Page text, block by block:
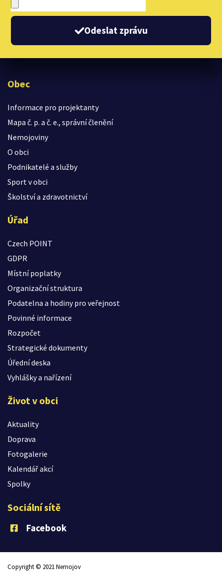
Odeslat zprávu
Obec
Informace pro projektanty
Mapa č. p. a č. e., správní členění
Nemojoviny
O obci
Podnikatelé a služby
Sport v obci
Školství a zdravotnictví
Úřad
Czech POINT
GDPR
Místní poplatky
Organizační struktura
Podatelna a hodiny pro veřejnost
Povinné informace
Rozpočet
Strategické dokumenty
Úřední deska
Vyhlášky a nařízení
Život v obci
Aktuality
Doprava
Fotogalerie
Kalendář akcí
Spolky
Sociální sítě
Facebook
Copyright © 2021 Nemojov